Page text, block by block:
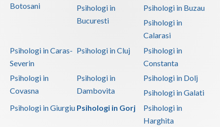
Botosani
Psihologi in
Bucuresti
Psihologi in Buzau
Psihologi in
Calarasi
Psihologi in Caras-
Severin
Psihologi in Cluj
Psihologi in
Constanta
Psihologi in
Covasna
Psihologi in
Dambovita
Psihologi in Dolj
Psihologi in Galati
Psihologi in Giurgiu Psihologi in Gorj
Psihologi in
Harghita